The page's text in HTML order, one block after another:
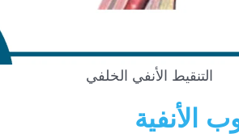
التنقيط الأنفي الخلفي
الأنفية